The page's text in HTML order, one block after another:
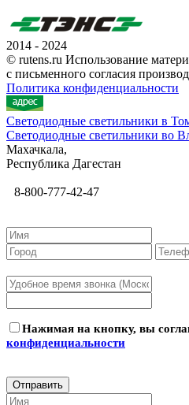
2014 - 2024
© rutens.ru Использование
с письменного согласия
Политика конфиденциальности
Светодиодные светильники в
Светодиодные светильники во
Махачкала,
Республика Дагестан
8-800-777-42-47
Нажимая на кнопку, вы
конфиденциальности